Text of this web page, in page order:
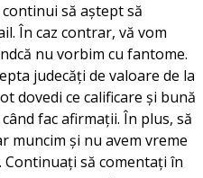
să aștept să
În caz contrar, vă vom
nu vorbim cu fantome.
judecăți de valoare de la
dovedi ce calificare și bună
fac afirmații. În plus, să
muncim și nu avem vreme
Continuați să comentați în